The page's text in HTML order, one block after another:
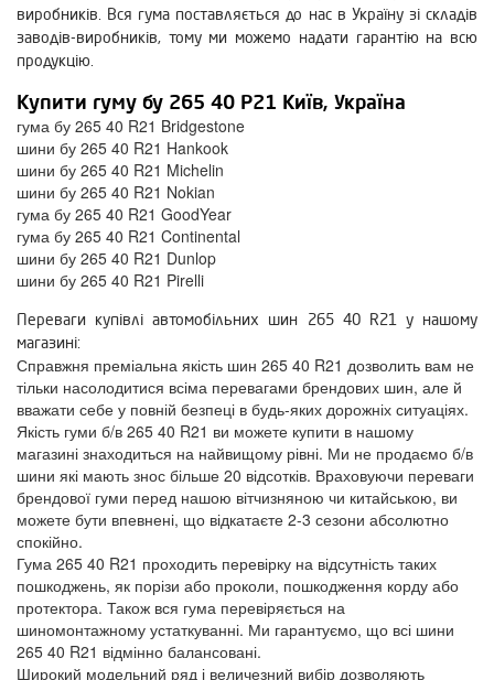
виробників. Вся гума поставляється до нас в Україну зі складів
заводів-виробників, тому ми можемо надати гарантію на всю
продукцію.
Купити гуму бу 265 40 Р21 Київ, Україна
гума бу 265 40 R21 Bridgestone
шини бу 265 40 R21 Hankook
шини бу 265 40 R21 Michelin
шини бу 265 40 R21 Nokian
гума бу 265 40 R21 GoodYear
гума бу 265 40 R21 Continental
шини бу 265 40 R21 Dunlop
шини бу 265 40 R21 Pirelli
Переваги купівлі автомобільних шин 265 40 R21 у нашому
магазині:
Справжня преміальна якість шин 265 40 R21 дозволить вам не
тільки насолодитися всіма перевагами брендових шин, але й
вважати себе у повній безпеці в будь-яких дорожніх ситуаціях.
Якість гуми б/в 265 40 R21 ви можете купити в нашому
магазині знаходиться на найвищому рівні. Ми не продаємо б/в
шини які мають знос більше 20 відсотків. Враховуючи переваги
брендової гуми перед нашою вітчизняною чи китайською, ви
можете бути впевнені, що відкатаєте 2-3 сезони абсолютно
спокійно.
Гума 265 40 R21 проходить перевірку на відсутність таких
пошкоджень, як порізи або проколи, пошкодження корду або
протектора. Також вся гума перевіряється на
шиномонтажному устаткуванні. Ми гарантуємо, що всі шини
265 40 R21 відмінно балансовані.
Широкий модельний ряд і величезний вибір дозволяють